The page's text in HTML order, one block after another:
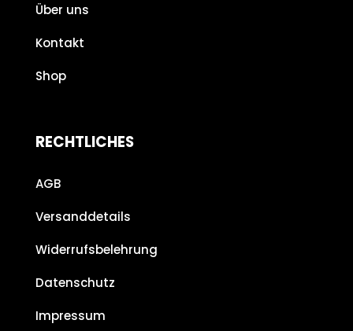
Über uns
Kontakt
Shop
RECHTLICHES
AGB
Versanddetails
Widerrufsbelehrung
Datenschutz
Impressum